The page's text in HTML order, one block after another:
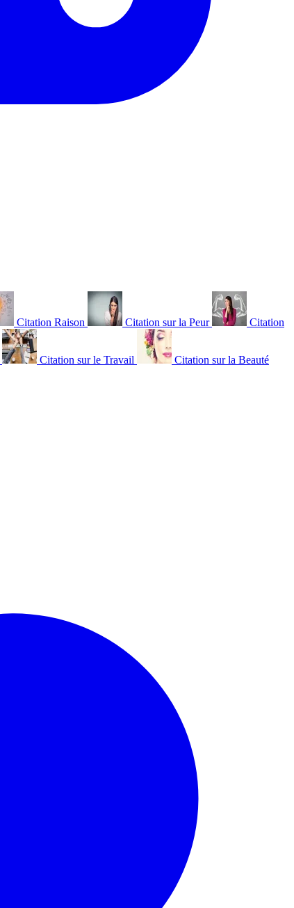
Citation Raison Citation sur la Peur Citation
Citation sur le Travail Citation sur la Beauté